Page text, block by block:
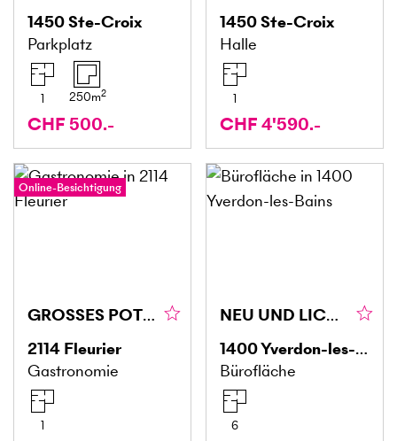
1450Ste-Croix
Parkplatz
1 250m2
CHF 500.-
1450Ste-Croix
Halle
1
CHF 4'590.-
Online-Besichtigung
GROSSES POTENZIAL MIT BESTANDSKUNDSCHAFT
2114 Fleurier
Gastronomie
1
NEU UND LICHTDURCHFLUTET
1400Yverdon-les-Bains
Bürofläche
6